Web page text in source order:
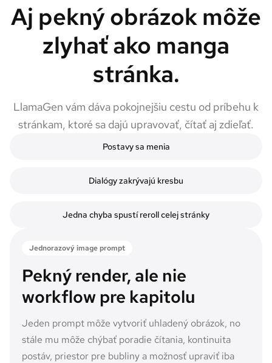
Aj pekný obrázok môže
zlyhať ako manga
stránka.
LlamaGen vám dáva pokojnejšiu cestu od príbehu k
stránkam, ktoré sa dajú upravovať, čítať aj zdieľať.
Postavy sa menia
Dialógy zakrývajú kresbu
Jedna chyba spustí reroll celej stránky
Jednorazový image prompt
Pekný render, ale nie
workflow pre kapitolu
Jeden prompt môže vytvoriť uhladený obrázok, no
stále mu môže chýbať poradie čítania, kontinuita
postáv, priestor pre bubliny a možnosť upraviť iba